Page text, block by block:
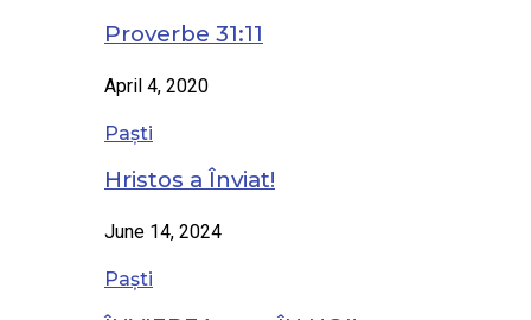
Proverbe 31:11
April 4, 2020
Paști
Hristos a Înviat!
June 14, 2024
Paști